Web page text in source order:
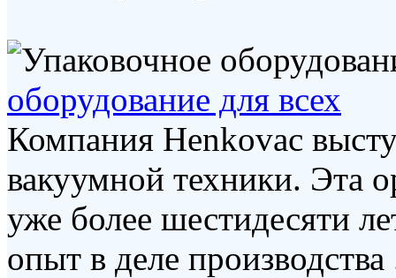
оборудование для всех
Компания Henkovac
вакуумной техники. Эта
уже более шестидесяти
опыт в деле производства